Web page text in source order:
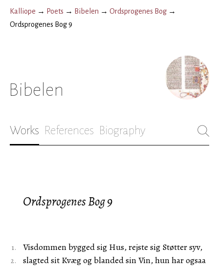
Kalliope → Poets → Bibelen → Ordsprogenes Bog →
Ordsprogenes Bog 9
Bibelen
Works References Biography
Ordsprogenes Bog 9
Visdommen bygged sig Hus, rejste sig Støtter syv,
slagted sit Kvæg og blanded sin Vin, hun har ogsaa